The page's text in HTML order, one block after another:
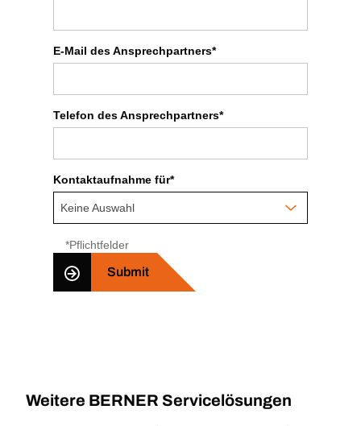
E-Mail des Ansprechpartners*
Telefon des Ansprechpartners*
Kontaktaufnahme für*
Keine Auswahl
*Pflichtfelder
Submit
Weitere BERNER Servicelösungen